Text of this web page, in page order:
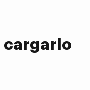
cargarlo